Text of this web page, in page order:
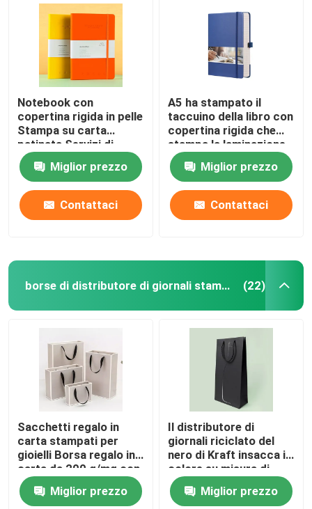
Notebook con
copertina rigida in pelle
Stampa su carta
patinata Servizi di
stampa di libri con
copertina rigida
Miglior prezzo
Contattaci
A5 ha stampato il
taccuino della libro con
copertina rigida che
stampa la laminazione
lucida su ordinazione
Miglior prezzo
Contattaci
borse di distributore di giornali stampate (22)
Sacchetti regalo in
carta stampati per
gioielli Borsa regalo in
carta da 200 g/mq con
manici
Miglior prezzo
Il distributore di
giornali riciclato del
nero di Kraft insacca il
colore su misura di
Patone
Miglior prezzo